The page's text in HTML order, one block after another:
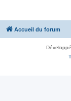
Accueil du forum